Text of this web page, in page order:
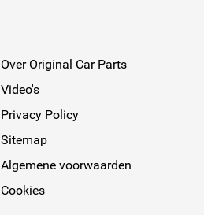
Over Original Car Parts
Video's
Privacy Policy
Sitemap
Algemene voorwaarden
Cookies